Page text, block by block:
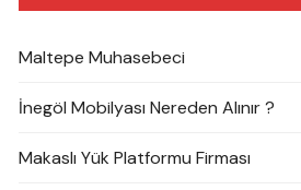
Maltepe Muhasebeci
İnegöl Mobilyası Nereden Alınır ?
Makaslı Yük Platformu Firması